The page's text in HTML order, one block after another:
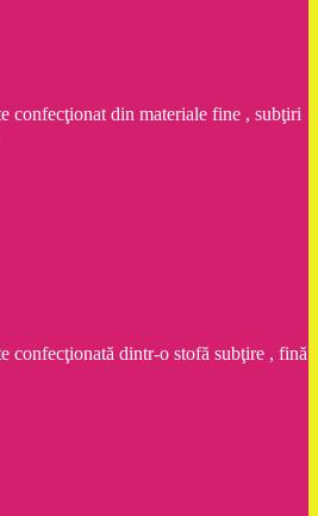
confecţionat din materiale fine , subţiri
confecţionată dintr-o stofă subţire , fină